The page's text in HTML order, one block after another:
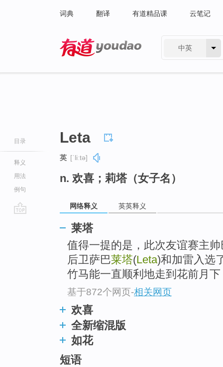
词典 翻译 有道精品课 云笔记
中英
目录
释义
用法
例句
Leta
英 [ˈliːtə]
n. 欢喜；莉塔（女子名）
网络释义 英英释义
莱塔
值得一提的是，此次友谊赛主
后卫萨巴莱塔(Leta)和加雷入选
竹马能一直顺利地走到花前月
基于872个网页-相关网页
欢喜
全新缩混版
如花
短语